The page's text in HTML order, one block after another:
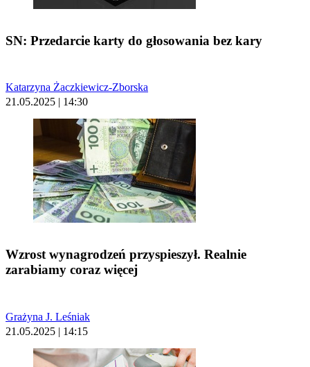
SN: Przedarcie karty do głosowania bez kary
Katarzyna Żaczkiewicz-Zborska
21.05.2025 | 14:30
Wzrost wynagrodzeń przyspieszył. Realnie
zarabiamy coraz więcej
Grażyna J. Leśniak
21.05.2025 | 14:15